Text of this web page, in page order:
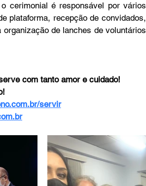
cerimonial é responsável por vários
plataforma, recepção de convidados,
de lanches de voluntários
com tanto amor e cuidado!
servir